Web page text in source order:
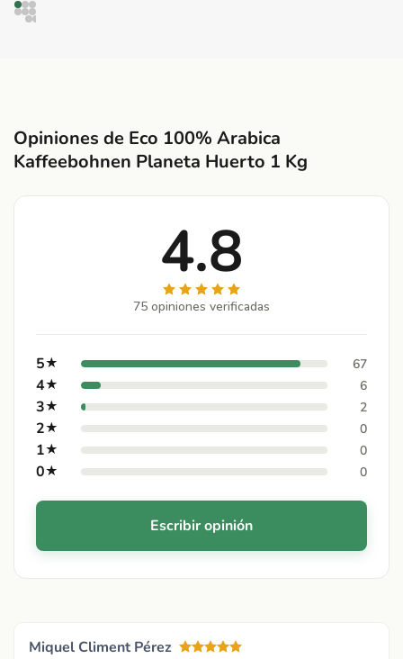
Opiniones de Eco 100% Arabica
Kaffeebohnen Planeta Huerto 1 Kg
4.8
75 opiniones verificadas
5★ 67
4★ 6
3★ 2
2★ 0
1★ 0
0★ 0
Escribir opinión
Miquel Climent Pérez